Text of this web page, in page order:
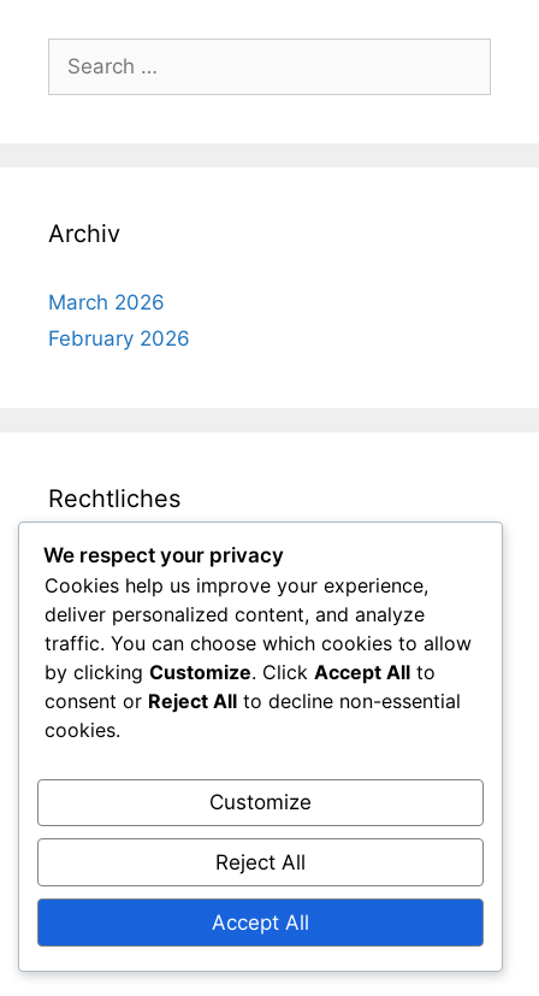
for:
Archiv
March 2026
February 2026
Rechtliches
Ihre Privatsphäre
Benutzervereinbarung
Cookie-Richtlinie
Kontaktieren Sie uns
Unsere Geschichte
Karriere-Highlights
Spielerbiografien
Vermächtnis und Einfluss
We respect your privacy
Cookies help us improve your experience,
deliver personalized content, and analyze
traffic. You can choose which cookies to allow
by clicking Customize. Click Accept All to
consent or Reject All to decline non-essential
cookies.
Customize
Reject All
Accept All